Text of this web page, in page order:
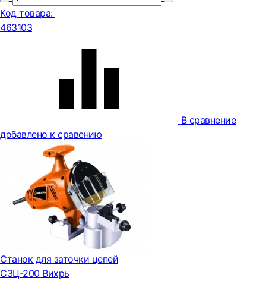
Код товара:
463103
В сравнение
добавлено к сравению
Станок для заточки цепей
СЗЦ-200 Вихрь